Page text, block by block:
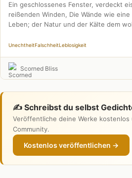
Ein geschlossenes Fenster, verdeckt
reißenden Winden, Die Wände wie
Leben; der Natur und der Kälte dem
UnechtheitFalschheitLeblosigkeit
Scorned Bliss
✍️ Schreibst du selbst
Veröffentliche deine Werke
Community.
Kostenlos veröffentlichen →